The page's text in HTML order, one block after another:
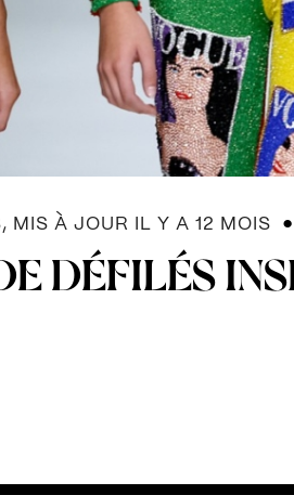
MIS À JOUR IL Y A 12 MOIS ●
DÉFILÉS